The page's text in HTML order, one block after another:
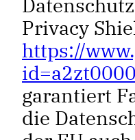
Privacy
https://
garantiert
die